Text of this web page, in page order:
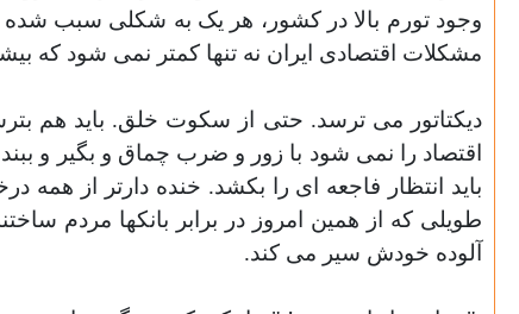
وجود تورم بالا در کشور، هر يک به شکلی سبب شده
مشکلات اقتصادی ايران نه تنها کمتر نمی شود که
ديکتاتور می ترسد. حتی از سکوت خلق. بايد هم
اقتصاد را نمی شود با زور و ضرب چماق و بگير و
بايد انتظار فاجعه ای را بکشد. خنده دارتر از
آلوده خودش سير می کند.